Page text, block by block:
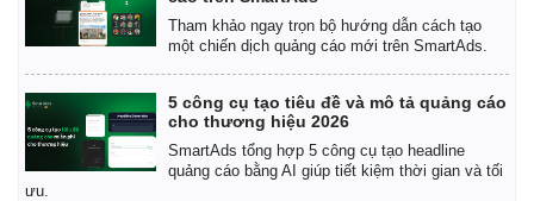
Tham khảo ngay trọn bộ hướng dẫn cách tạo
một chiến dịch quảng cáo mới trên SmartAds.
5 công cụ tạo tiêu đề và mô tả quảng cáo
cho thương hiệu 2026
SmartAds tổng hợp 5 công cụ tạo headline
quảng cáo bằng AI giúp tiết kiệm thời gian và tối
ưu.